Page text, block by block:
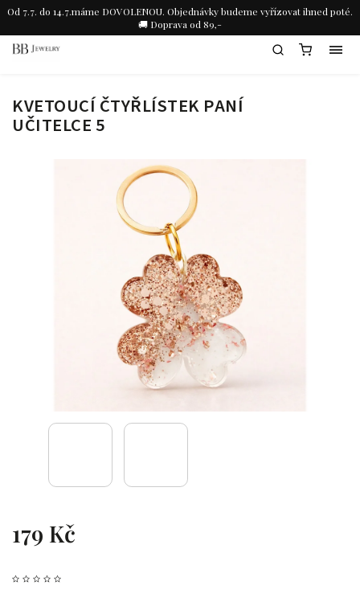
Od 7.7. do 14.7.máme DOVOLENOU. Objednávky budeme vyřízovat ihned poté.
🚚 Doprava od 89,-
KVETOUCÍ ČTYŘLÍSTEK PANÍ
UČITELCE 5
179 Kč